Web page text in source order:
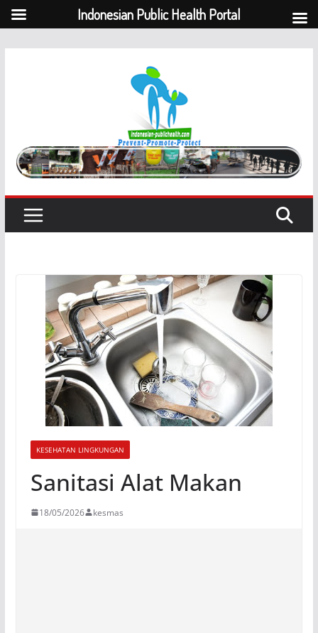
KESEHATAN LINGKUNGAN
Sanitasi Alat Makan
18/05/2026 kesmas
Indonesian Public Health Portal